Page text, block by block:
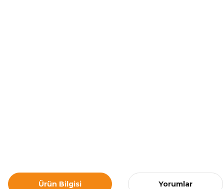
Ürün Bilgisi Yorumlar